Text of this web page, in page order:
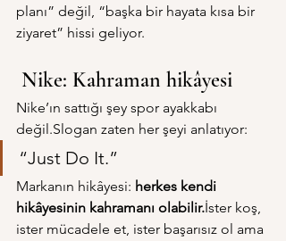
planı” değil, “başka bir hayata kısa bir
ziyaret” hissi geliyor.
Nike: Kahraman hikâyesi
Nike’ın sattığı şey spor ayakkabı
değil.Slogan zaten her şeyi anlatıyor:
“Just Do It.”
Markanın hikâyesi: herkes kendi
hikâyesinin kahramanı olabilir.İster koş,
ister mücadele et, ister başarısız ol ama